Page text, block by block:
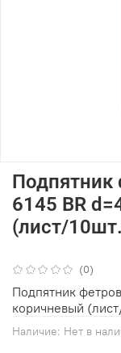
(0)
Наличие: Нет в
Подпятник
6145 BR
(лист/
Подпятник
коричневый